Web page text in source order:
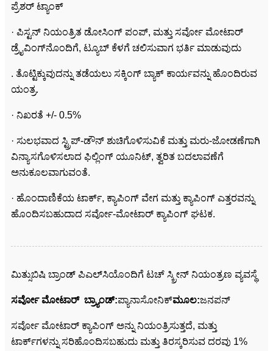
ಪ್ರೆಶರ್ ಟ್ಯಾಂಕ್
· ಪಿಸ್ಟನ್ ನಿಯಂತ್ರಿತ ಡೋಸಿಂಗ್ ಪಂಪ್, ಮತ್ತು ಸರ್ವೋ ಮೋಟಾರ್
ಡ್ರೈವಿಂಗ್‌ನೊಂದಿಗೆ, ಟ್ಯೂಬ್ ಕೆಳಗೆ ಚಲಿಸುವಾಗ ಭರ್ತಿ ಮಾಡುವುದು
. ತೊಟ್ಟಿಕ್ಕುವುದನ್ನು ತಡೆಯಲು ಸಕ್ಕಿಂಗ್ ಬ್ಯಾಕ್ ಕಾರ್ಯವನ್ನು ಹೊಂದಿರುವ
ಯಂತ್ರ.
· ನಿಖರತೆ +/- 0.5%
· ಸುಲಭವಾದ ಸ್ಟ್ರಿಪ್-ಡೌನ್ ಶುಚಿಗೊಳಿಸುವಿಕೆ ಮತ್ತು ಮರು-ಜೋಡಣೆಗಾಗಿ
ವಿನ್ಯಾಸಗೊಳಿಸಲಾದ ಫಿಲ್ಲಿಂಗ್ ಯೂನಿಟ್, ತ್ವರಿತ ಬದಲಾವಣೆಗೆ
ಅನುಕೂಲವಾಗುವಂತೆ.
· ಹೊಂದಾಣಿಕೆಯ ಟಾರ್ಕ್, ಕ್ಯಾಪಿಂಗ್ ವೇಗ ಮತ್ತು ಕ್ಯಾಪಿಂಗ್ ಎತ್ತರವನ್ನು
ಹೊಂದಿಸಬಹುದಾದ ಸರ್ವೋ-ಮೋಟಾರ್ ಕ್ಯಾಪಿಂಗ್ ಘಟಕ.
ಮಿತ್ಸುಬಿಷಿ ಬ್ರಾಂಡ್ ಪಿಎಲ್‌ಸಿಯೊಂದಿಗೆ ಟಚ್ ಸ್ಕ್ರೀನ್ ನಿಯಂತ್ರಣ ವ್ಯವಸ್ಥೆ
ಸರ್ವೋ ಮೋಟಾರ್ ಬ್ರ್ಯಾಂಡ್:ಪ್ಯಾನಾಸೋನಿಕ್ಮೂಲ:ಜನಪನ್
ಸರ್ವೋ ಮೋಟಾರ್ ಕ್ಯಾಪಿಂಗ್ ಅನ್ನು ನಿಯಂತ್ರಿಸುತ್ತದೆ, ಮತ್ತು
ಟಾರ್ಕ್‌ಗಳನ್ನು ಸರಿಹೊಂದಿಸಬಹುದು ಮತ್ತು ತಿರಸ್ಕರಿಸುವ ದರವು 1%